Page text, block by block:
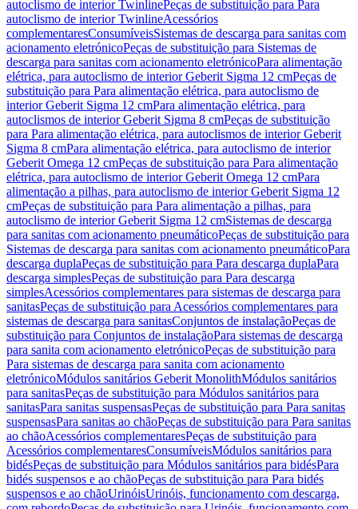
autoclismo de interior TwinlinePeças de substituição para Para
autoclismo de interior TwinlineAcessórios
complementaresConsumíveisSistemas de descarga para sanitas com
acionamento eletrónicoPeças de substituição para Sistemas de
descarga para sanitas com acionamento eletrónicoPara alimentação
elétrica, para autoclismo de interior Geberit Sigma 12 cmPeças de
substituição para Para alimentação elétrica, para autoclismo de
interior Geberit Sigma 12 cmPara alimentação elétrica, para
autoclismos de interior Geberit Sigma 8 cmPeças de substituição
para Para alimentação elétrica, para autoclismos de interior Geberit
Sigma 8 cmPara alimentação elétrica, para autoclismo de interior
Geberit Omega 12 cmPeças de substituição para Para alimentação
elétrica, para autoclismo de interior Geberit Omega 12 cmPara
alimentação a pilhas, para autoclismo de interior Geberit Sigma 12
cmPeças de substituição para Para alimentação a pilhas, para
autoclismo de interior Geberit Sigma 12 cmSistemas de descarga
para sanitas com acionamento pneumáticoPeças de substituição para
Sistemas de descarga para sanitas com acionamento pneumáticoPara
descarga duplaPeças de substituição para Para descarga duplaPara
descarga simplesPeças de substituição para Para descarga
simplesAcessórios complementares para sistemas de descarga para
sanitasPeças de substituição para Acessórios complementares para
sistemas de descarga para sanitasConjuntos de instalaçãoPeças de
substituição para Conjuntos de instalaçãoPara sistemas de descarga
para sanita com acionamento eletrónicoPeças de substituição para
Para sistemas de descarga para sanita com acionamento
eletrónicoMódulos sanitários Geberit MonolithMódulos sanitários
para sanitasPeças de substituição para Módulos sanitários para
sanitasPara sanitas suspensasPeças de substituição para Para sanitas
suspensasPara sanitas ao chãoPeças de substituição para Para sanitas
ao chãoAcessórios complementaresPeças de substituição para
Acessórios complementaresConsumíveisMódulos sanitários para
bidésPeças de substituição para Módulos sanitários para bidésPara
bidés suspensos e ao chãoPeças de substituição para Para bidés
suspensos e ao chãoUrinóisUrinóis, funcionamento com descarga,